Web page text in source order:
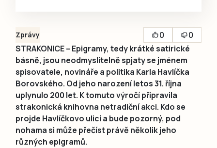
Zprávy 0
0
STRAKONICE – Epigramy, tedy krátké satirické
básně, jsou neodmyslitelně spjaty se jménem
spisovatele, novináře a politika Karla Havlíčka
Borovského. Od jeho narození letos 31. října
uplynulo 200 let. K tomuto výročí připravila
strakonická knihovna netradiční akci. Kdo se
projde Havlíčkovo ulicí a bude pozorný, pod
nohama si může přečíst právě několik jeho
různých epigramů.